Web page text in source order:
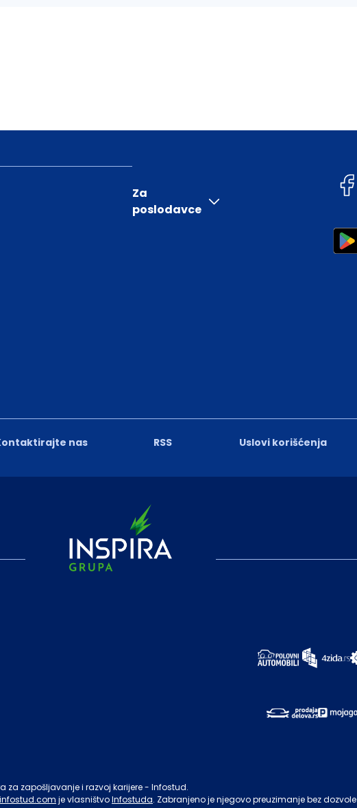
nas RSS Uslovi korišćenja
Za
poslodavce
za zapošljavanje i razvoj karijere - Infostud.
je vlasništvoInfostuda. Zabranjeno je njegovo preuzimanje bez dozvole